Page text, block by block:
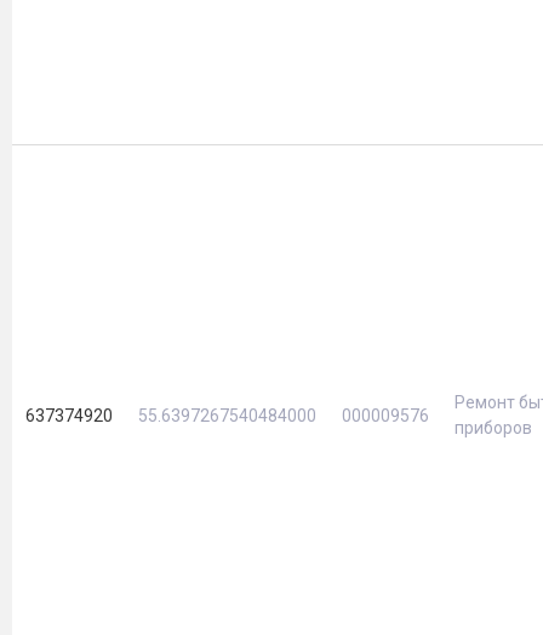
637374920 55.6397267540484000 000009576
Ремонт
приборов